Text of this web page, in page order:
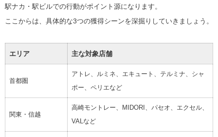
駅ナカ・駅ビルでの行動がポイント源になります。
ここからは、具体的な3つの獲得シーンを深掘りしていきましょう。
エリア 主な対象店舗
首都圏
アトレ、ルミネ、エキュート、テルミナ、シャ
ポー、ペリエなど
関東・信越
高崎モントレー、MIDORI、パセオ、エクセル、
VALなど